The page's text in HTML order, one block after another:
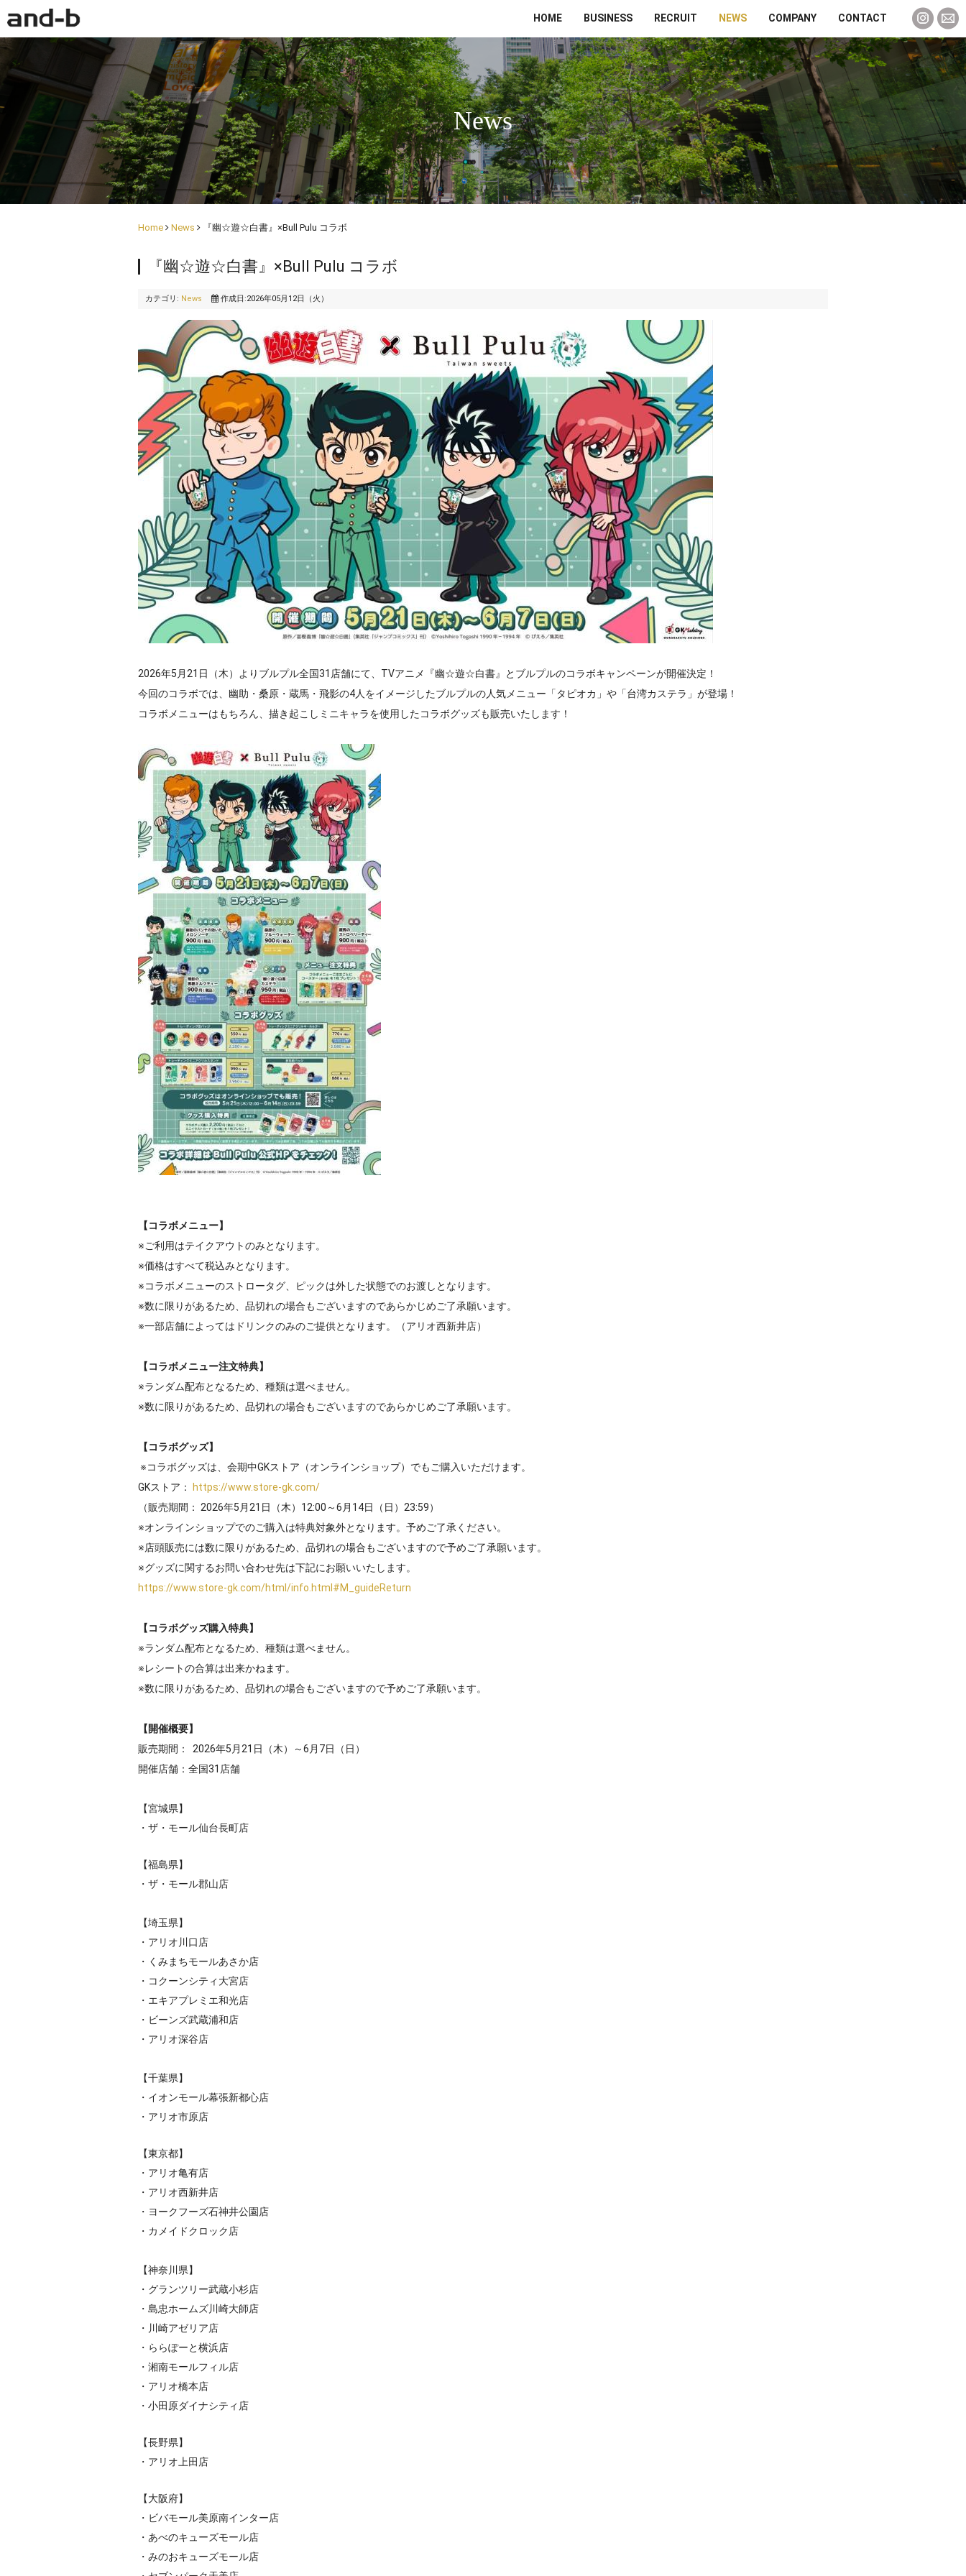
HOME BUSINESS RECRUIT NEWS COMPANY CONTACT
News
Home News 『幽☆遊☆白書』×Bull Pulu コラボ
『幽☆遊☆白書』×Bull Pulu コラボ
カテゴリ: News 作成日:2026年05月12日（火）
2026年5月21日（木）よりブルプル全国31店舗にて、TVアニメ『幽☆遊☆白書』とブルプルのコラボキャンペーンが開催決定！
今回のコラボでは、幽助・桑原・蔵馬・飛影の4人をイメージしたブルプルの人気メニュー「タピオカ」や「台湾カステラ」が登場！
コラボメニューはもちろん、描き起こしミニキャラを使用したコラボグッズも販売いたします！
【コラボメニュー】
※ご利用はテイクアウトのみとなります。
※価格はすべて税込みとなります。
※コラボメニューのストロータグ、ピックは外した状態でのお渡しとなります。
※数に限りがあるため、品切れの場合もございますのであらかじめご了承願います。
※一部店舗によってはドリンクのみのご提供となります。（アリオ西新井店）
【コラボメニュー注文特典】
※ランダム配布となるため、種類は選べません。
※数に限りがあるため、品切れの場合もございますのであらかじめご了承願います。
【コラボグッズ】
※コラボグッズは、会期中GKストア（オンラインショップ）でもご購入いただけます。
GKストア：
https://www.store-gk.com/
（販売期間： 2026年5月21日（木）12:00～6月14日（日）23:59）
※オンラインショップでのご購入は特典対象外となります。予めご了承ください。
※店頭販売には数に限りがあるため、品切れの場合もございますので予めご了承願います。
※グッズに関するお問い合わせ先は下記にお願いいたします。
https://www.store-gk.com/html/info.html#M_guideReturn
【コラボグッズ購入特典】
※ランダム配布となるため、種類は選べません。
※レシートの合算は出来かねます。
※数に限りがあるため、品切れの場合もございますので予めご了承願います。
【開催概要】
販売期間： 2026年5月21日（木）～6月7日（日）
開催店舗：全国31店舗
【宮城県】
・ザ・モール仙台長町店
【福島県】
・ザ・モール郡山店
【埼玉県】
・アリオ川口店
・くみまちモールあさか店
・コクーンシティ大宮店
・エキアプレミエ和光店
・ビーンズ武蔵浦和店
・アリオ深谷店
【千葉県】
・イオンモール幕張新都心店
・アリオ市原店
【東京都】
・アリオ亀有店
・アリオ西新井店
・ヨークフーズ石神井公園店
・カメイドクロック店
【神奈川県】
・グランツリー武蔵小杉店
・島忠ホームズ川崎大師店
・川崎アゼリア店
・ららぽーと横浜店
・湘南モールフィル店
・アリオ橋本店
・小田原ダイナシティ店
【長野県】
・アリオ上田店
【大阪府】
・ビバモール美原南インター店
・あべのキューズモール店
・みのおキューズモール店